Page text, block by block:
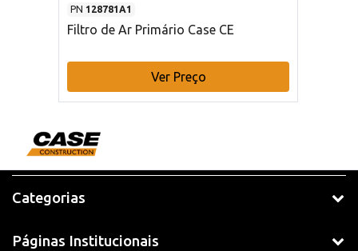
PN 128781A1
Filtro de Ar Primário Case CE
Ver Preço
Categorias
Páginas Institucionais